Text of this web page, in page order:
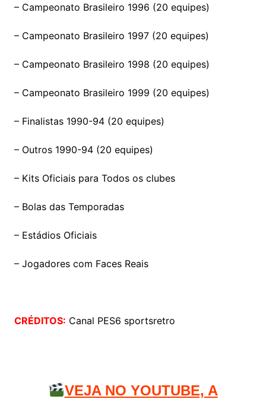
– Campeonato Brasileiro 1996 (20 equipes)
– Campeonato Brasileiro 1997 (20 equipes)
– Campeonato Brasileiro 1998 (20 equipes)
– Campeonato Brasileiro 1999 (20 equipes)
– Finalistas 1990-94 (20 equipes)
– Outros 1990-94 (20 equipes)
– Kits Oficiais para Todos os clubes
– Bolas das Temporadas
– Estádios Oficiais
– Jogadores com Faces Reais
CRÉDITOS: Canal PES6 sportsretro
VEJA NO YOUTUBE, A